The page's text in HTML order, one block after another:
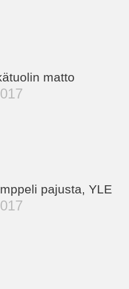
matto
pajusta, YLE